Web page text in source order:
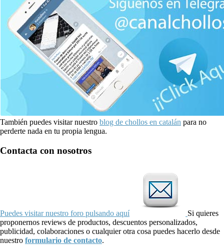
También puedes visitar nuestro blog de chollos en catalán para no
perderte nada en tu propia lengua.
Contacta con nosotros
Puedes visitar nuestro foro pulsando aquí
Si quieres
proponernos reviews de productos, descuentos personalizados,
publicidad, colaboraciones o cualquier otra cosa puedes hacerlo desde
nuestro formulario de contacto.